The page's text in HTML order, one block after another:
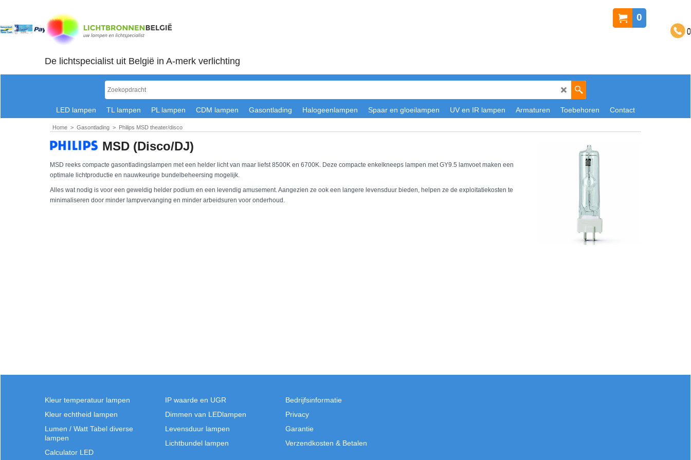
0
De lichtspecialist uit België in A-merk verlichting
LED lampen TL lampen PL lampen CDM lampen Gasontlading Halogeenlampen Spaar en gloeilampen UV en IR lampen Armaturen Toebehoren Contact
Home > Gasontlading > Philips MSD theater/disco
MSD (Disco/DJ)
MSD reeks compacte gasontladingslampen met een helder licht van maar liefst 8500K en 6700K. Deze compacte enkelkneeps lampen met GY9.5 lamvoet maken een
optimale lichtproductie en nauwkeurige bundelbeheersing mogelijk.
Alles wat nodig is voor een geweldig helder podium en een levendig amusement. Aangezien ze ook een langere levensduur bieden, helpen ze de exploitatiekosten te
minimaliseren door minder lampvervanging en minder arbeidsuren voor onderhoud.
Kleur temperatuur lampen
Kleur echtheid lampen
Lumen / Watt Tabel diverse
lampen
Calculator LED
IP waarde en UGR
Dimmen van LEDlampen
Levensduur lampen
Lichtbundel lampen
Bedrijfsinformatie
Privacy
Garantie
Verzendkosten & Betalen